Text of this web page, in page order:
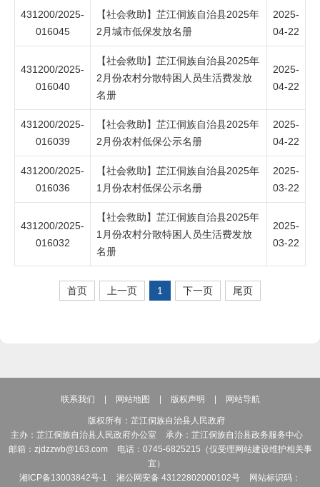
431200/2025-
016045
【社会救助】芷江侗族自治县2025年
2月城市低保发放名册
2025-
04-22
431200/2025-
016040
【社会救助】芷江侗族自治县2025年
2月份农村分散特困人员生活费发放
名册
2025-
04-22
431200/2025-
016039
【社会救助】芷江侗族自治县2025年
2月份农村低保公示名册
2025-
04-22
431200/2025-
016036
【社会救助】芷江侗族自治县2025年
1月份农村低保公示名册
2025-
03-22
431200/2025-
016032
【社会救助】芷江侗族自治县2025年
1月份农村分散特困人员生活费发放
名册
2025-
03-22
首页 上一页 1 下一页 尾页
联系我们 网站地图 版权声明 网站导航
版权所有：芷江侗族自治县人民政府
主办：芷江侗族自治县人民政府办公室
承办：芷江侗族自治县政务服务中心
邮箱：zjdzzwb@163.com
电话：0745-6825215（仅受理网站建设维护相关事
宜）
湘ICP备13003842号-1
湘公网安备 43122802000102号 网站标识码：